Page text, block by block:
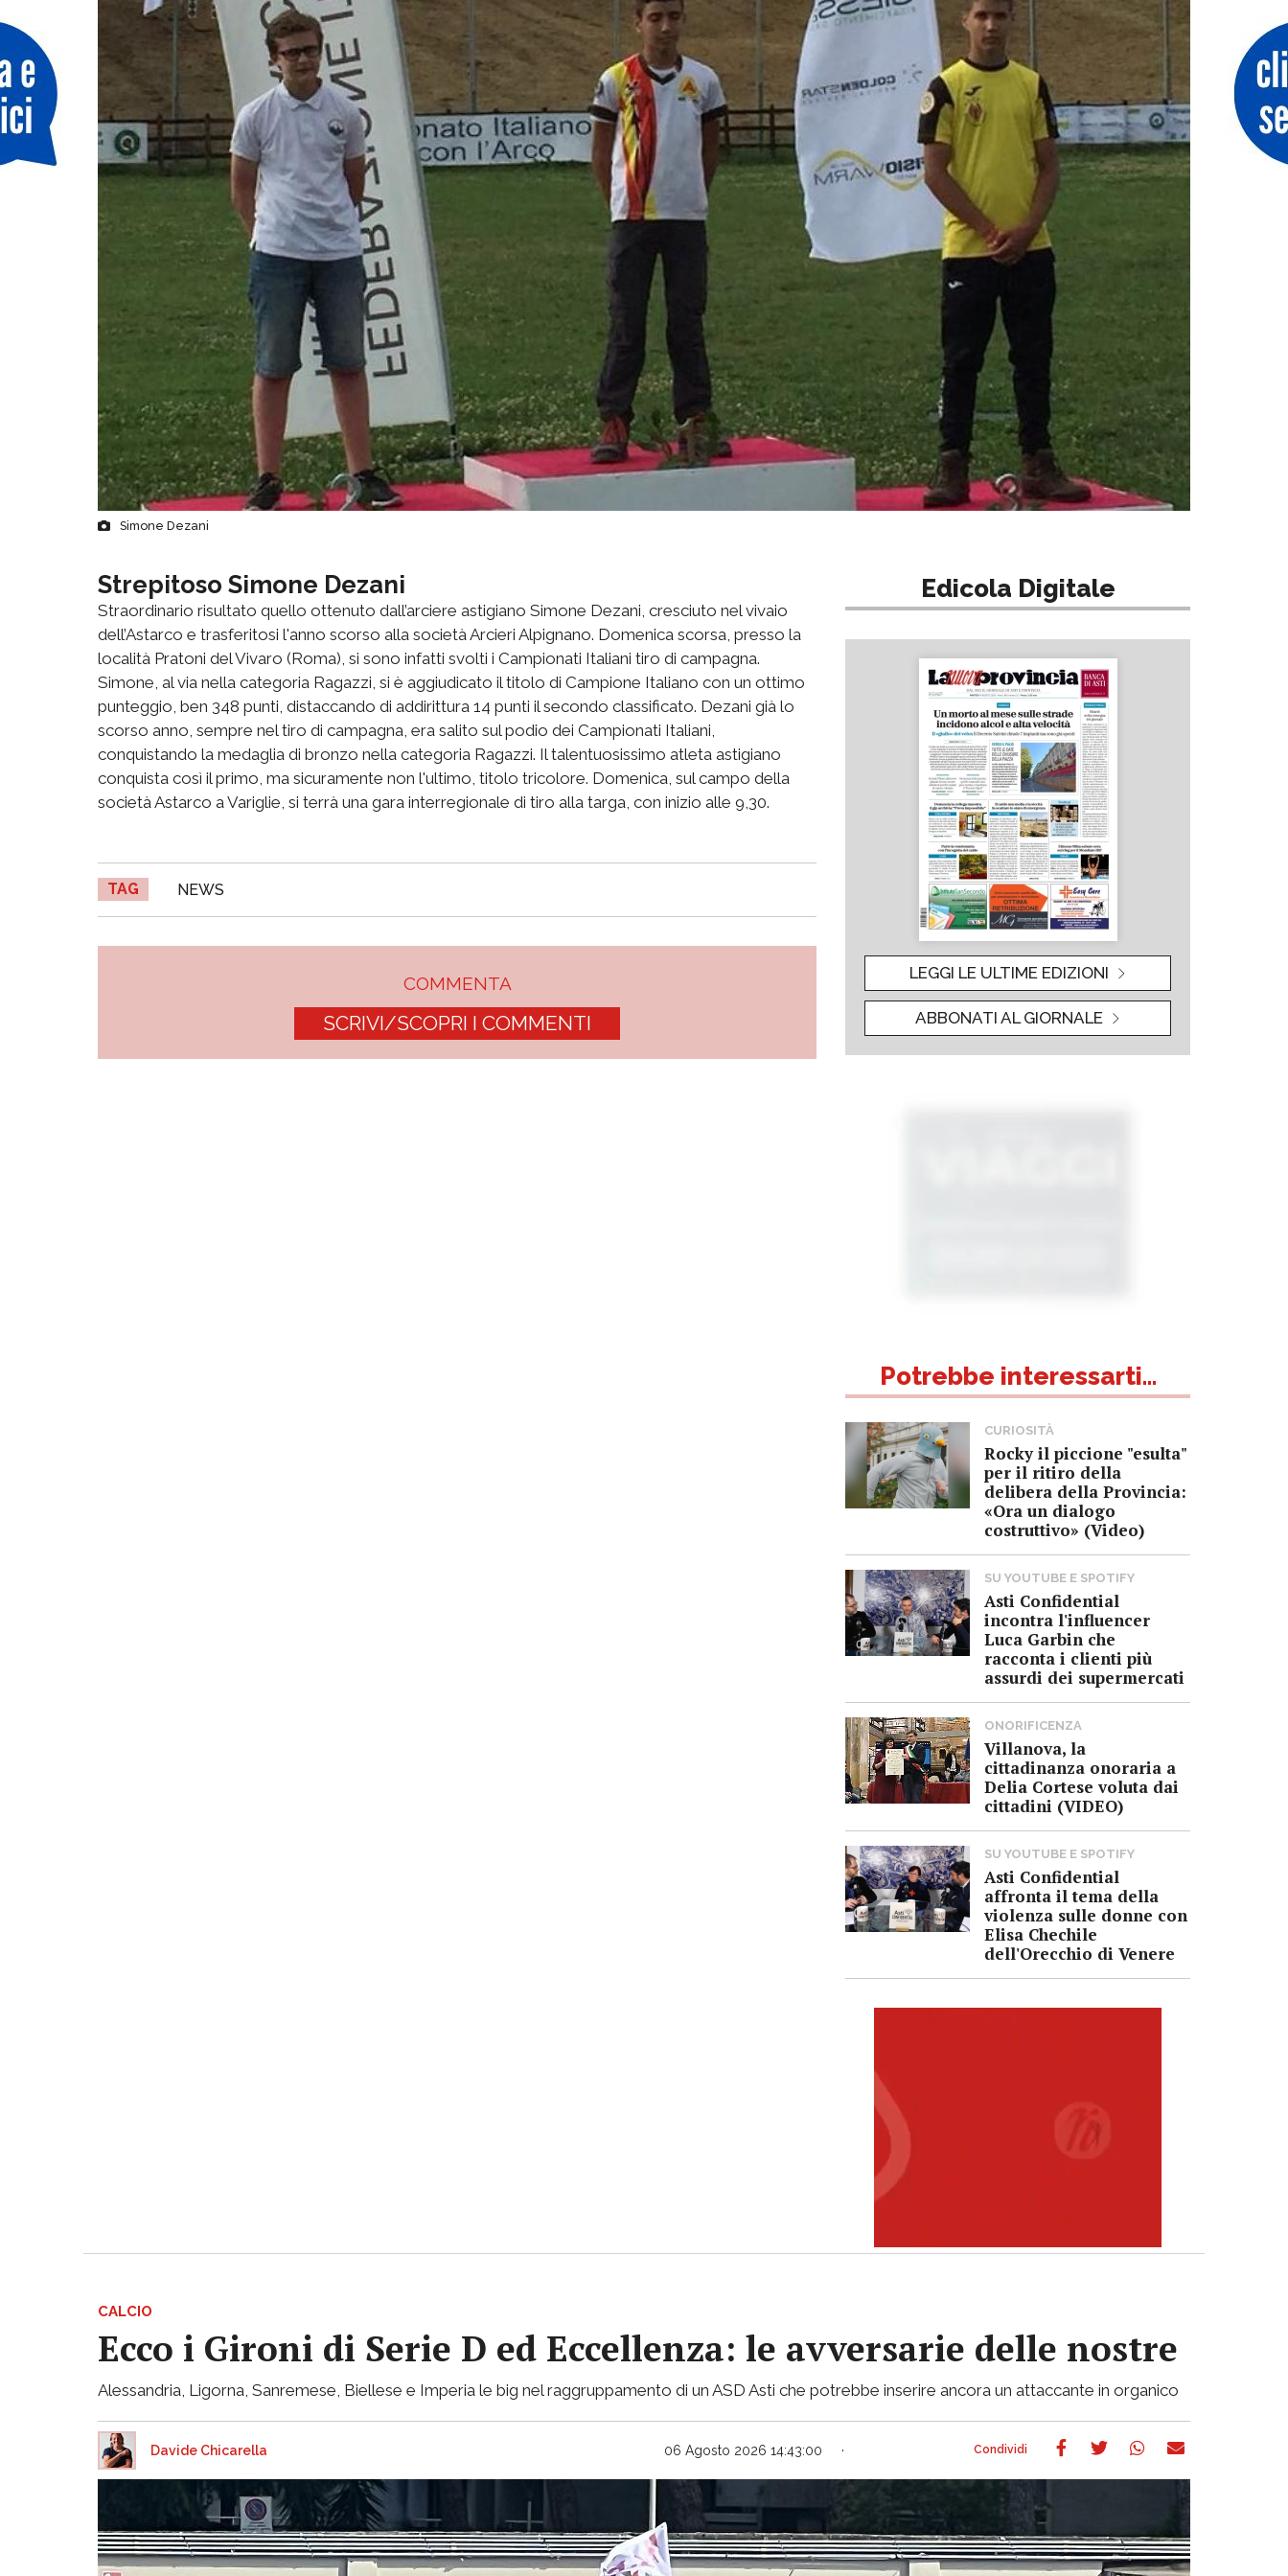
Simone Dezani
Strepitoso Simone Dezani
Straordinario risultato quello ottenuto dall’arciere astigiano Simone Dezani, cresciuto nel vivaio
dell’Astarco e trasferitosi l'anno scorso alla società Arcieri Alpignano. Domenica scorsa, presso la
località Pratoni del Vivaro (Roma), si sono infatti svolti i Campionati Italiani tiro di campagna.
Simone, al via nella categoria Ragazzi, si è aggiudicato il titolo di Campione Italiano con un ottimo
punteggio, ben 348 punti, distaccando di addirittura 14 punti il secondo classificato. Dezani già lo
scorso anno, sempre nel tiro di campagna, era salito sul podio dei Campionati Italiani,
conquistando la medaglia di bronzo nella categoria Ragazzi. Il talentuosissimo atleta astigiano
conquista così il primo, ma sicuramente non l'ultimo, titolo tricolore. Domenica, sul campo della
società Astarco a Variglie, si terrà una gara interregionale di tiro alla targa, con inizio alle 9,30.
TAG NEWS
COMMENTA
SCRIVI/SCOPRI I COMMENTI
Edicola Digitale
LEGGI LE ULTIME EDIZIONI
ABBONATI AL GIORNALE
Potrebbe interessarti...
CURIOSITÀ
Rocky il piccione "esulta"
per il ritiro della
delibera della Provincia:
«Ora un dialogo
costruttivo» (Video)
SU YOUTUBE E SPOTIFY
Asti Confidential
incontra l'influencer
Luca Garbin che
racconta i clienti più
assurdi dei supermercati
ONORIFICENZA
Villanova, la
cittadinanza onoraria a
Delia Cortese voluta dai
cittadini (VIDEO)
SU YOUTUBE E SPOTIFY
Asti Confidential
affronta il tema della
violenza sulle donne con
Elisa Chechile
dell'Orecchio di Venere
CALCIO
Ecco i Gironi di Serie D ed Eccellenza: le avversarie delle nostre
Alessandria, Ligorna, Sanremese, Biellese e Imperia le big nel raggruppamento di un ASD Asti che potrebbe inserire ancora un attaccante in organico
Davide Chicarella 06 Agosto 2026 14:43:00